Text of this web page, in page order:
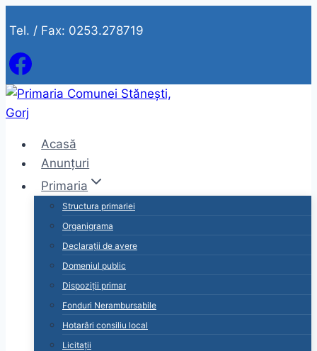
to
content
Tel. / Fax: 0253.278719
Acasă
Anunțuri
Primaria
Structura primariei
Organigrama
Declarații de avere
Domeniul public
Dispoziții primar
Fonduri Nerambursabile
Hotarâri consiliu local
Licitații